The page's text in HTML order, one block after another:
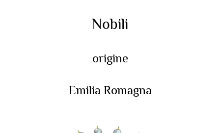
Nobili
origine
Emilia Romagna